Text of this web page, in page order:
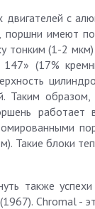
двигателей с
поршни имеют
тонким (1-2
(17%
Таким
работает
Такие блоки
также
Chromal -